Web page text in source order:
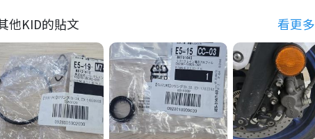
他KID的貼文 看更多